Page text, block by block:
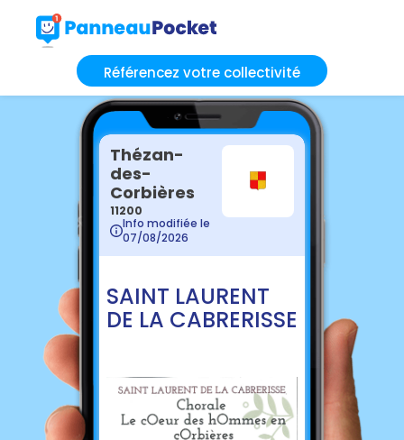
Référencez votre collectivité
Thézan-
des-
Corbières
11200
Info modifiée le
07/08/2026
SAINT LAURENT
DE LA CABRERISSE